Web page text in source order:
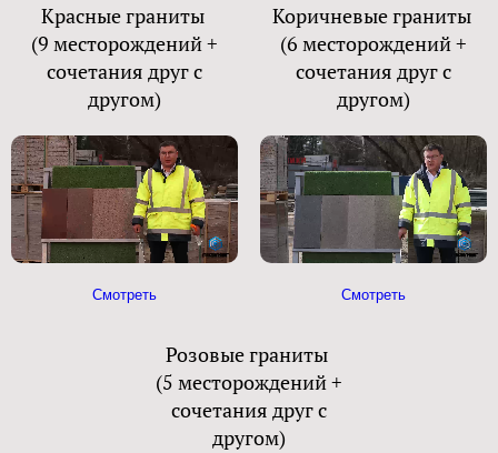
Красные граниты
(9 месторождений +
сочетания друг с
другом)
Смотреть
Коричневые граниты
(6 месторождений +
сочетания друг с
другом)
Смотреть
Розовые граниты
(5 месторождений +
сочетания друг с
другом)